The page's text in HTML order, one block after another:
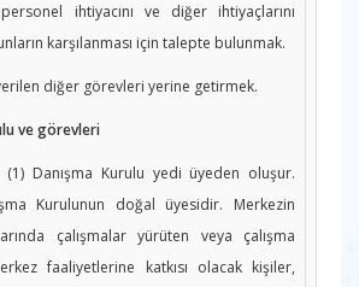
ihtiyacını ve diğer ihtiyaçlarını
karşılanması için talepte bulunmak.
diğer görevleri yerine getirmek.
ve görevleri
(1) Danışma Kurulu yedi üyeden oluşur.
Kurulunun doğal üyesidir. Merkezin
çalışmalar yürüten veya çalışma
faaliyetlerine katkısı olacak kişiler,